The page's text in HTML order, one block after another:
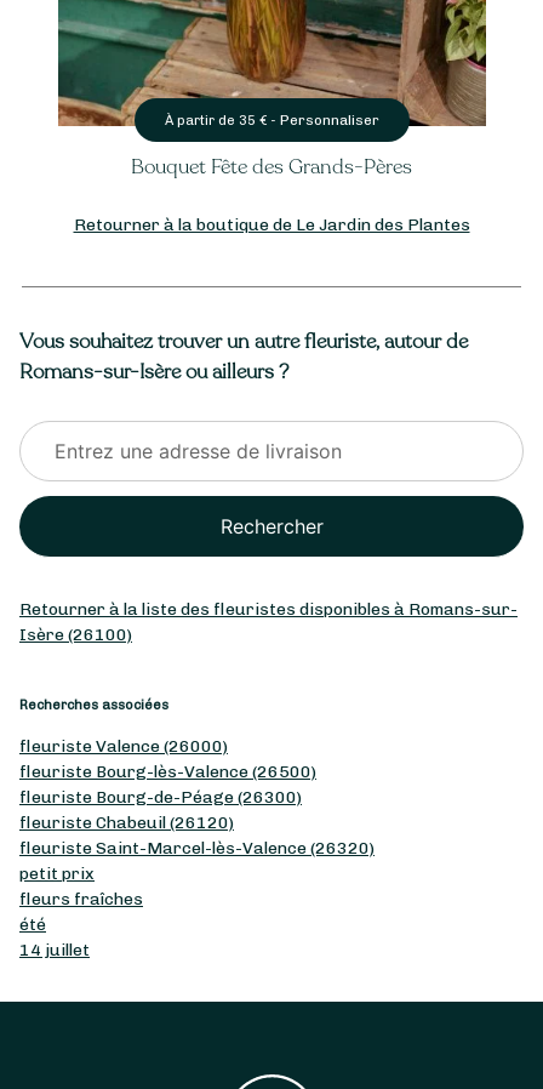
À partir de40€ -Personnaliser
Plante fleurie
Retourner à la boutique de Le Jardin des Plantes
Vous souhaitez trouver un autre fleuriste, autour de
Romans-sur-Isère ou ailleurs ?
Rechercher
Retourner à la liste des fleuristes disponibles à Romans-sur-
Isère (26100)
Recherches associées
fleuriste Valence (26000)
fleuriste Bourg-lès-Valence (26500)
fleuriste Bourg-de-Péage (26300)
fleuriste Chabeuil (26120)
fleuriste Saint-Marcel-lès-Valence (26320)
petit prix
fleurs fraîches
été
14 juillet